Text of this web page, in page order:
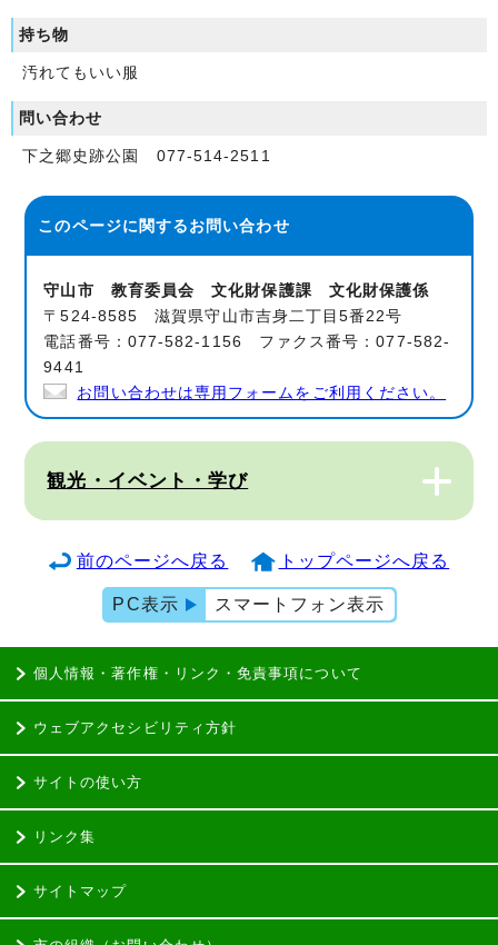
持ち物
汚れてもいい服
問い合わせ
下之郷史跡公園 077-514-2511
このページに関するお問い合わせ
守山市 教育委員会 文化財保護課 文化財保護係
〒524-8585 滋賀県守山市吉身二丁目5番22号
電話番号：077-582-1156 ファクス番号：077-582-
9441
お問い合わせは専用フォームをご利用ください。
観光・イベント・学び
前のページへ戻る トップページへ戻る
PC表示 スマートフォン表示
個人情報・著作権・リンク・免責事項について
ウェブアクセシビリティ方針
サイトの使い方
リンク集
サイトマップ